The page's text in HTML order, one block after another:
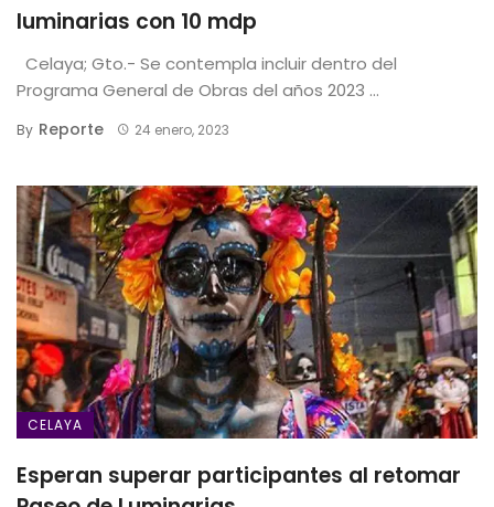
luminarias con 10 mdp
Celaya; Gto.- Se contempla incluir dentro del
Programa General de Obras del años 2023 ...
By Reporte 24 enero, 2023
CELAYA
Esperan superar participantes al retomar